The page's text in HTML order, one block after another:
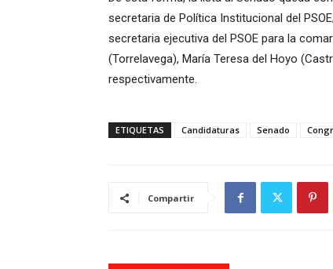
secretaria de Política Institucional del
secretaria ejecutiva del PSOE para la
(Torrelavega), María Teresa del Hoyo
respectivamente.
ETIQUETAS Candidaturas Senado
Compartir